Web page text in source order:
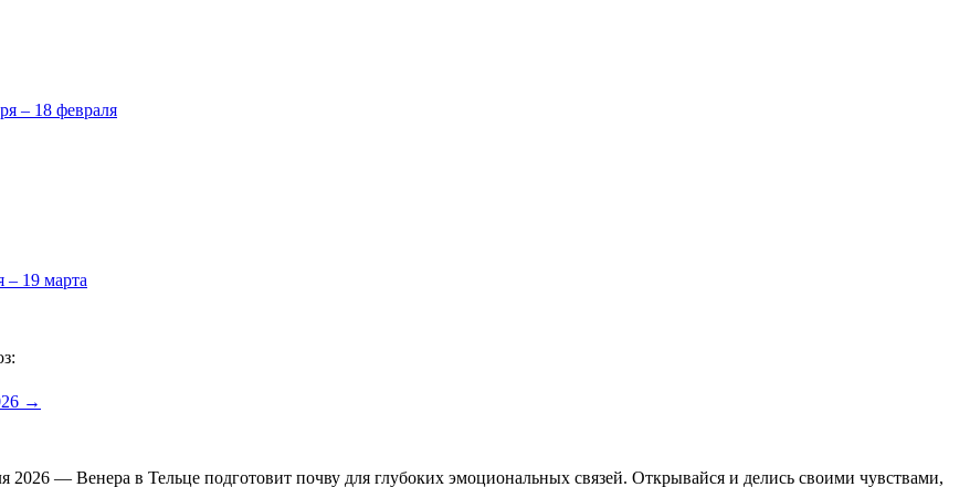
– 18 февраля
– 19 марта
→
2026 — Венера в Тельце подготовит почву для глубоких эмоциональных связей. Открывайся и делись своими чувствами,